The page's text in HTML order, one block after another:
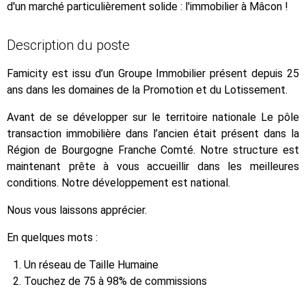
d'un marché particulièrement solide : l'immobilier à Mâcon !
Description du poste
Famicity est issu d’un Groupe Immobilier présent depuis 25
ans dans les domaines de la Promotion et du Lotissement.
Avant de se développer sur le territoire nationale Le pôle
transaction immobilière dans l’ancien était présent dans la
Région de Bourgogne Franche Comté. Notre structure est
maintenant prête à vous accueillir dans les meilleures
conditions. Notre développement est national.
Nous vous laissons apprécier.
En quelques mots :
Un réseau de Taille Humaine
Touchez de 75 à 98% de commissions